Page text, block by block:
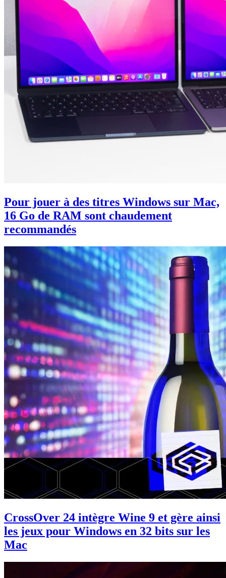
Pour jouer à des titres Windows sur Mac,
16 Go de RAM sont chaudement
recommandés
CrossOver 24 intègre Wine 9 et gère ainsi
les jeux pour Windows en 32 bits sur les
Mac